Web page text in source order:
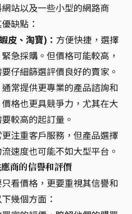
站以及一些小型的網路商
缺點：
皮、淘寶)： 方便快捷，選擇
急採購。但價格可能較高，
仔細篩選評價良好的賣家。
通常提供更專業的產品諮詢和
格也更具競爭力，尤其在大
較高的起訂量。
注重客戶服務，但產品選擇
速度也可能不如大型平台。
商的信譽和評價
看價格，更要重視其信譽和
幾個方面：